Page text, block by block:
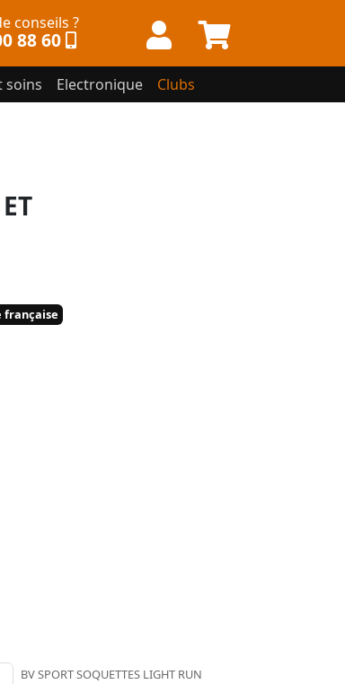
conseils ?
88 60
soins Electronique Clubs
BV SPORT SOQUETTES LIGHT RUN